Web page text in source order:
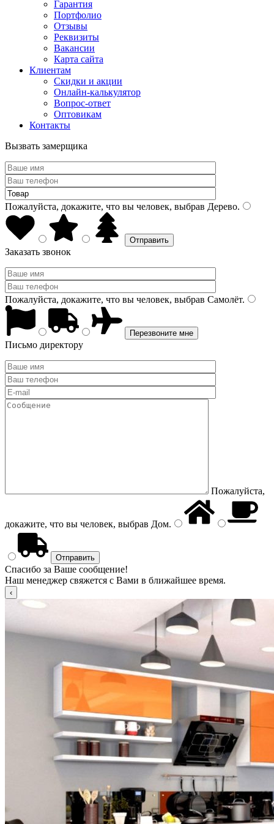
Гарантия
Портфолио
Отзывы
Реквизиты
Вакансии
Карта сайта
Клиентам
Скидки и акции
Онлайн-калькулятор
Вопрос-ответ
Оптовикам
Контакты
Вызвать замерщика
Пожалуйста, докажите, что вы человек, выбрав Дерево.
Заказать звонок
Пожалуйста, докажите, что вы человек, выбрав Самолёт.
Письмо директору
Пожалуйста,
докажите, что вы человек, выбрав Дом.
Спасибо за Ваше сообщение!
Наш менеджер свяжется с Вами в ближайшее время.